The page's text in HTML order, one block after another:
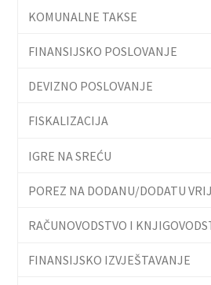
KOMUNALNE TAKSE
FINANSIJSKO POSLOVANJE
DEVIZNO POSLOVANJE
FISKALIZACIJA
IGRE NA SREĆU
POREZ NA DODANU/DODATU
RAČUNOVODSTVO I
FINANSIJSKO IZVJEŠTAVANJE